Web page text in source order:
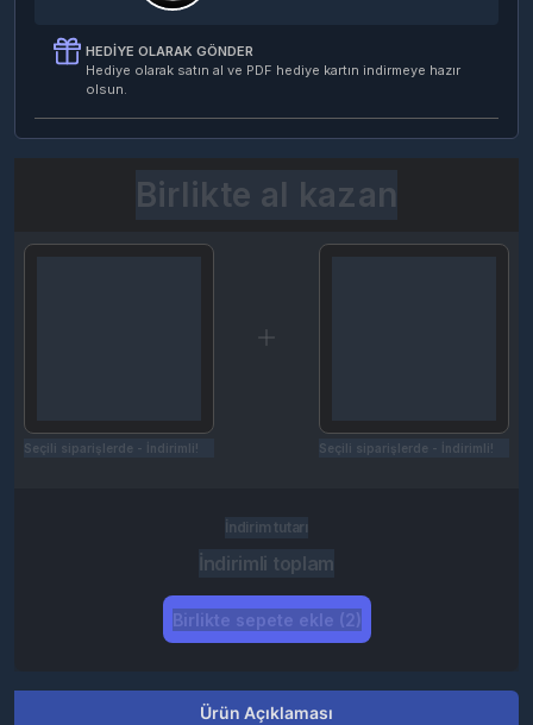
HEDIYE OLARAK GÖNDER
Hediye olarak satın al ve PDF hediye kartın indirmeye hazır
olsun.
Birlikte al kazan
Seçili siparişlerde - İndirimli! Seçili siparişlerde - İndirimli!
İndirim tutarı
İndirimli toplam
Birlikte sepete ekle (2)
Ürün Açıklaması